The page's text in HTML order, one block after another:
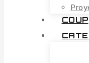
COUP